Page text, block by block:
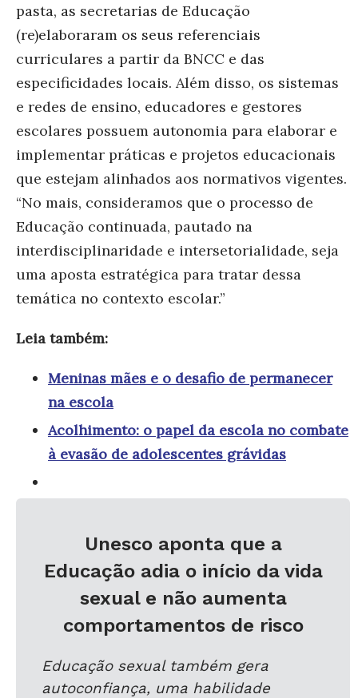
pasta, as secretarias de Educação
(re)elaboraram os seus referenciais
curriculares a partir da BNCC e das
especificidades locais. Além disso, os sistemas
e redes de ensino, educadores e gestores
escolares possuem autonomia para elaborar e
implementar práticas e projetos educacionais
que estejam alinhados aos normativos vigentes.
“No mais, consideramos que o processo de
Educação continuada, pautado na
interdisciplinaridade e intersetorialidade, seja
uma aposta estratégica para tratar dessa
temática no contexto escolar.”
Leia também:
Meninas mães e o desafio de permanecer
na escola
Acolhimento: o papel da escola no combate
à evasão de adolescentes grávidas
Unesco aponta que a
Educação adia o início da vida
sexual e não aumenta
comportamentos de risco
Educação sexual também gera
autoconfiança, uma habilidade